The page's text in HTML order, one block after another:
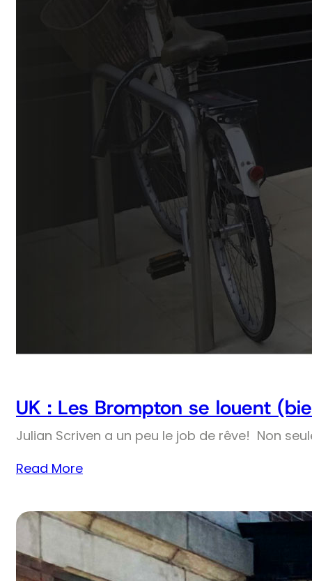
UK : Les Brompton se louent
Julian Scriven a un peu le job de rêve! Non
Read More